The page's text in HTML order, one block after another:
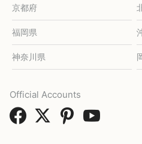
京都府
福岡県
神奈川県
Official Accounts